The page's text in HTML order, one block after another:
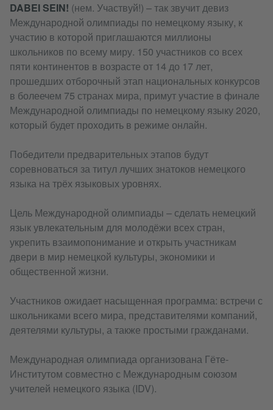
DABEI SEIN! (нем. Участвуй!) – так звучит девиз
Международной олимпиады по немецкому языку, к
участию в которой приглашаются миллионы
школьников по всему миру. 150 участников со всех
пяти континентов в возрасте от 14 до 17 лет,
прошедших отборочный этап национальных конкурсов
в болеечем 75 странах мира, примут участие в финале
Международной олимпиады по немецкому языку 2020,
который будет проходить в режиме онлайн.
Победители предварительных этапов будут
соревноваться за титул лучших знатоков немецкого
языка на трёх языковых уровнях.
Цель Международной олимпиады – сделать немецкий
язык увлекательным для молодёжи всех стран,
укрепить взаимопонимание и открыть участникам
двери в мир немецкой культуры, экономики и
общественной жизни.
Участников ожидает насыщенная программа: встречи с
школьниками всего мира, представителями компаний,
деятелями культуры, а также простыми гражданами.
Международная олимпиада организована Гёте-
Институтом совместно с Международным союзом
учителей немецкого языка (IDV).